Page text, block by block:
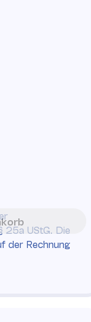
25a UStG. Die
der Rechnung